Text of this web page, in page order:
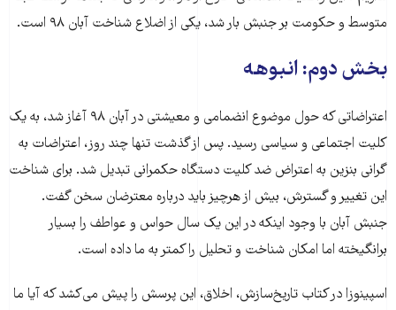
متوسط و حکومت بر جنبش بار شد، یکی از اضلاع شناخت آبان ۹۸ است.
بخش دوم: انبوهه
اعتراضاتی که حول موضوع انضمامی و معیشتی در آبان ٩٨ آغاز شد، به یک
کلیت اجتماعی و سیاسی رسید. پس از گذشت تنها چند روز، اعتراضات به
گرانی بنزین به اعتراض ضد کلیت دستگاه حکمرانی تبدیل شد. برای شناخت
این تغییر و گسترش، بیش از هرچیز باید درباره معترضان سخن گفت.
جنبش آبان با وجود اینکه در این یک سال حواس و عواطف را بسیار
برانگیخته اما امکان شناخت و تحلیل را کمتر به ما داده است.
اسپینوزا در کتاب تاریخ‌سازش، اخلاق، این پرسش را پیش می‌کشد که آیا ما